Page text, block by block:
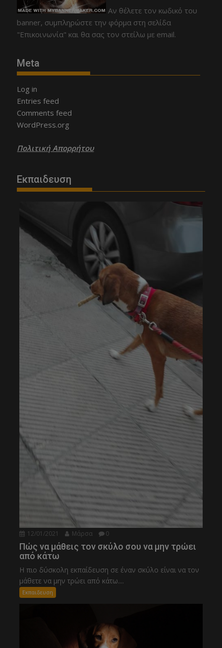
Αν θέλετε τον κωδικό του
banner, συμπληρώστε την φόρμα στη σελίδα
"Επικοινωνία" και θα σας τον στείλω με email.
Meta
Log in
Entries feed
Comments feed
WordPress.org
Πολιτική Απορρήτου
Εκπαιδευση
12/01/2021 Μάρσα 0
Πώς να μάθεις τον σκύλο σου να μην τρώει
από κάτω
Η πιο δύσκολη εκπαίδευση σε έναν σκύλο είναι να τον
μάθετε να μην τρώει από κάτω....
Εκπαιδευση